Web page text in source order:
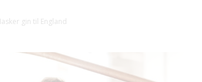
gin til England